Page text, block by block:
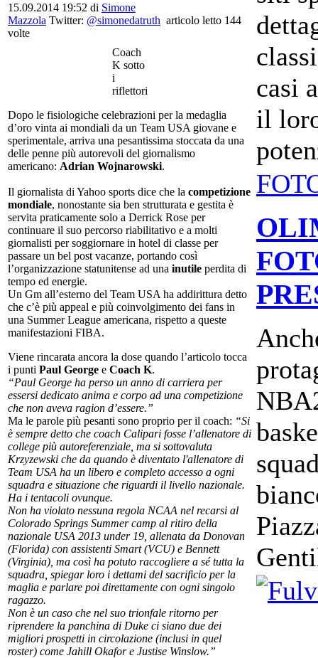
15.09.2014 19:52 di Simone
Mazzola Twitter: @simonedatruth articolo letto 144
volte
Coach
K sotto
i
riflettori
Dopo le fisiologiche celebrazioni per la medaglia
d’oro vinta ai mondiali da un Team USA giovane e
sperimentale, arriva una pesantissima stoccata da una
delle penne più autorevoli del giornalismo
americano: Adrian Wojnarowski.
Il giornalista di Yahoo sports dice che la competizione
mondiale, nonostante sia ben strutturata e gestita è
servita praticamente solo a Derrick Rose per
continuare il suo percorso riabilitativo e a molti
giornalisti per soggiornare in hotel di classe per
passare un bel post vacanze, portando così
l’organizzazione statunitense ad una inutile perdita di
tempo ed energie.
Un Gm all’esterno del Team USA ha addirittura detto
che c’è più appeal e più coinvolgimento dei fans in
una Summer League americana, rispetto a queste
manifestazioni FIBA.
Viene rincarata ancora la dose quando l’articolo tocca
i punti Paul George e Coach K.
“Paul George ha perso un anno di carriera per
essersi dedicato anima e corpo ad una competizione
che non aveva ragion d’essere.”
Ma le parole più pesanti sono proprio per il coach: “Si
è sempre detto che coach Calipari fosse l’allenatore di
college più autoreferenziale, ma si sottovaluta
Krzyzewski che da quando è diventato l'allenatore di
Team USA ha un libero e completo accesso a ogni
squadra e situazione che riguardi il livello nazionale.
Ha i tentacoli ovunque.
Non ha violato nessuna regola NCAA nel recarsi al
Colorado Springs Summer camp al ritiro della
nazionale USA 2013 under 19, allenata da Donovan
(Florida) con assistenti Smart (VCU) e Bennett
(Virginia), ma così ha potuto raccogliere a sé tutta la
squadra, spiegar loro i dettami del sacrificio per la
maglia e parlare poi direttamente con ogni singolo
ragazzo.
Non è un caso che nel suo trionfale ritorno per
riprendere la panchina di Duke ci siano due dei
migliori prospetti in circolazione (inclusi in quel
roster) come Jahill Okafor e Justise Winslow.”
casi
il